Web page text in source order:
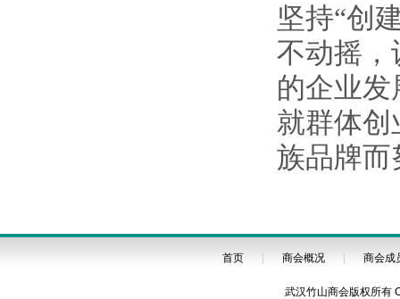
坚持“创
不动摇，
的企业
就群体
族品牌而
首页 商会概况 商会成
武汉竹山商会版权所有